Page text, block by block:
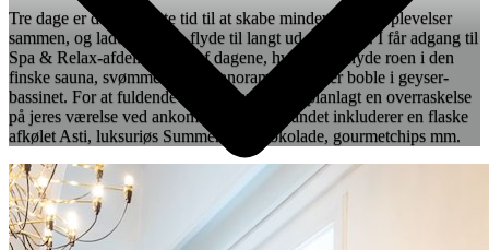
Tre dage er den perfekte tid til at skabe mindeværdige oplevelser
sammen, og lade snakken flyde til langt ud på natten. I får adgang til
Spa & Relax-afdelingen to af dagene, hvor I kan nyde roen i den
finske sauna, svømme i store panoramapool eller boble i geyser-
bassinet. For at fuldende oplevelsen, har vi planlagt en overraskelse
på jeres værelse ved ankomst, der blandt andet inkluderer en flaske
afkølet Asti, luksuriøs Summerbird-chokolade, gourmetchips mm.